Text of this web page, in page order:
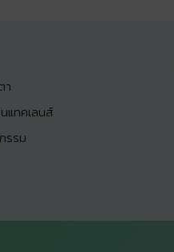
า
แทคเลนส์
รรม